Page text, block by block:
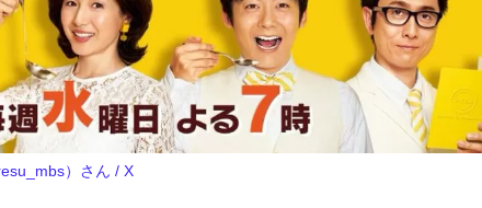
）さん / X